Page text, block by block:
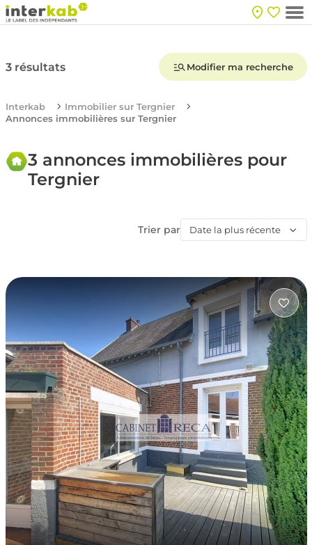
3 résultats Modifier ma recherche
Interkab
Immobilier sur Tergnier
Annonces immobilières sur Tergnier
3 annonces immobilières pour
Tergnier
Trier par Date la plus récente